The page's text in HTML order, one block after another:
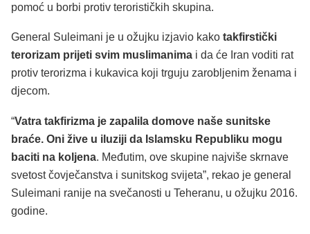
pomoć u borbi protiv terorističkih skupina.
General Suleimani je u ožujku izjavio kako takfirstički
terorizam prijeti svim muslimanima i da će Iran voditi rat
protiv terorizma i kukavica koji trguju zarobljenim ženama i
djecom.
“Vatra takfirizma je zapalila domove naše sunitske
braće. Oni žive u iluziji da Islamsku Republiku mogu
baciti na koljena. Međutim, ove skupine najviše skrnave
svetost čovječanstva i sunitskog svijeta”, rekao je general
Suleimani ranije na svečanosti u Teheranu, u ožujku 2016.
godine.